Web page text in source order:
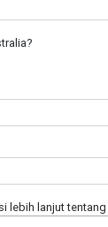
lebih lanjut